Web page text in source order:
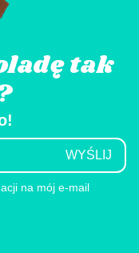
tak
na mój e-mail